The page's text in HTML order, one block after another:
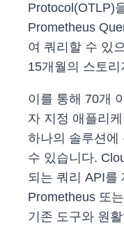
Protocol(OTLP)
Prometheus
여 쿼리할 수 있
15개월의 스토
이를 통해 70개
자 지정 애플리
하나의 솔루션에
수 있습니다.
되는 쿼리 API를
Prometheus 또
기존 도구와 원